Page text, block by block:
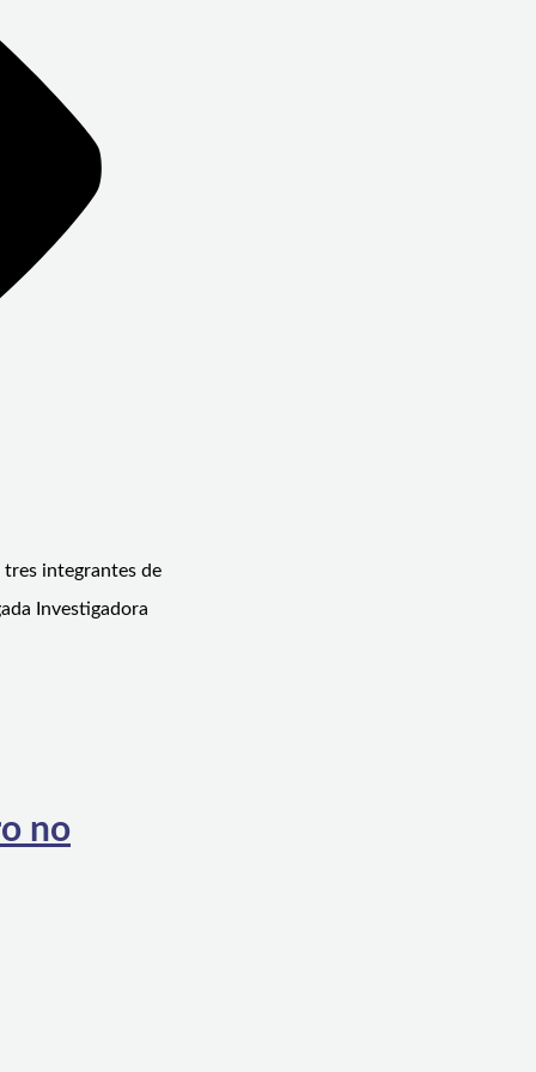
tres integrantes de
Investigadora
no